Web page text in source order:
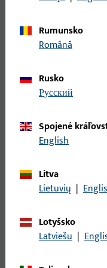
UNI-JET alebo ALU-JET
ideálne pre otváravo-
ako aj pre posuvno-
Centrálny uzáver UNI-JET
Centrálny uzáver ALU-JET
Perfektné
Rumunsko
Română
Rusko
русский
Spojené
English
Litva
Lietuvių |
Lotyšsko
Latviešu |